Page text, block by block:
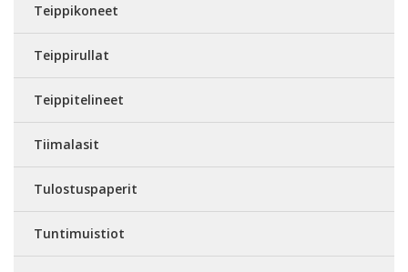
Teippikoneet
Teippirullat
Teippitelineet
Tiimalasit
Tulostuspaperit
Tuntimuistiot